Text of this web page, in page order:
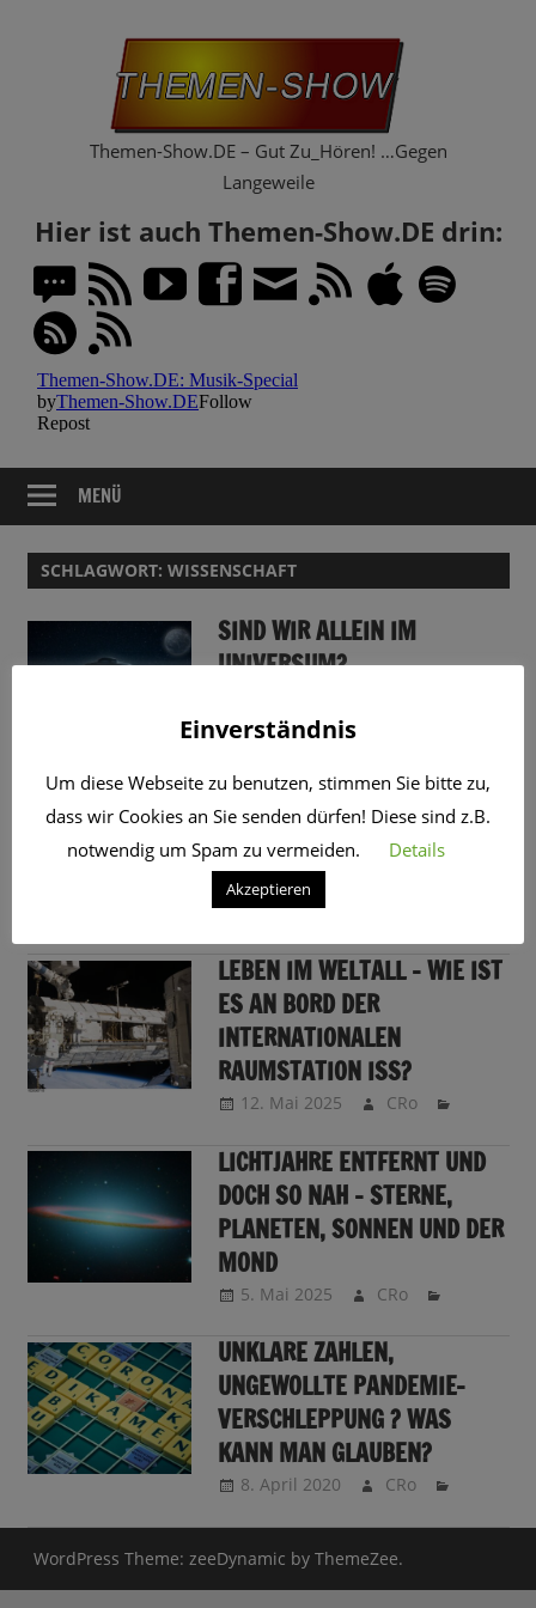
Themen-Show.DE – Gut Zu_Hören! …Gegen
Langeweile
Hier ist auch Themen-Show.DE drin:
MENÜ
SCHLAGWORT: WISSENSCHAFT
SIND WIR ALLEIN IM
UNIVERSUM?
VON MONDHOTELS UND
MONDDÖRFERN: DER MOND
RUFT!
19. Mai 2025
LEBEN IM WELTALL – WIE IST
ES AN BORD DER
INTERNATIONALEN
RAUMSTATION ISS?
12. Mai 2025 CRo
LICHTJAHRE ENTFERNT UND
DOCH SO NAH – STERNE,
PLANETEN, SONNEN UND DER
MOND
5. Mai 2025 CRo
UNKLARE ZAHLEN,
UNGEWOLLTE PANDEMIE-
VERSCHLEPPUNG ? WAS
KANN MAN GLAUBEN?
8. April 2020 CRo
WordPress Theme: zeeDynamic by ThemeZee.
Einverständnis
Um diese Webseite zu benutzen, stimmen Sie bitte zu,
dass wir Cookies an Sie senden dürfen! Diese sind z.B.
notwendig um Spam zu vermeiden.
Details
Akzeptieren